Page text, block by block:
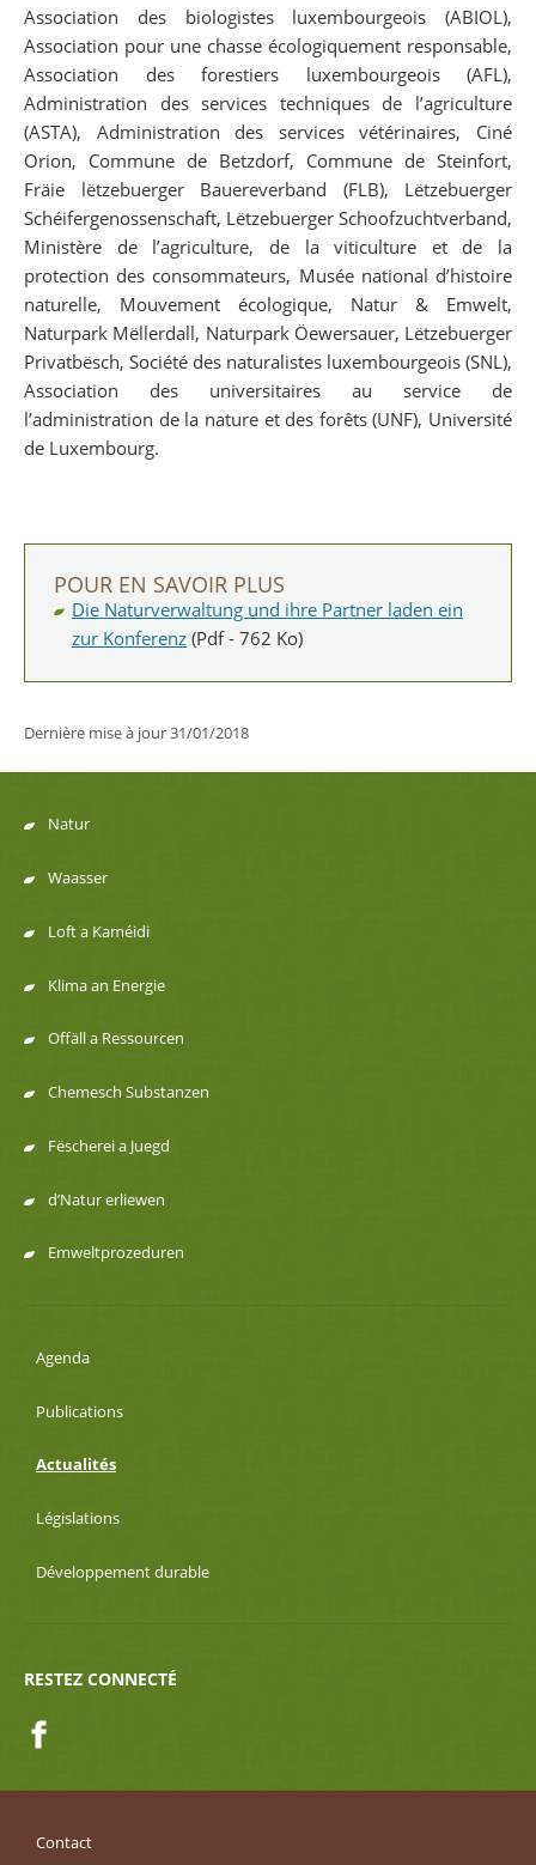
Association des biologistes luxembourgeois (ABIOL),
Association pour une chasse écologiquement responsable,
Association des forestiers luxembourgeois (AFL),
Administration des services techniques de l’agriculture
(ASTA), Administration des services vétérinaires, Ciné
Orion, Commune de Betzdorf, Commune de Steinfort,
Fräie lëtzebuerger Bauereverband (FLB), Lëtzebuerger
Schéifergenossenschaft, Lëtzebuerger Schoofzuchtverband,
Ministère de l’agriculture, de la viticulture et de la
protection des consommateurs, Musée national d’histoire
naturelle, Mouvement écologique, Natur & Emwelt,
Naturpark Mëllerdall, Naturpark Öewersauer, Lëtzebuerger
Privatbësch, Société des naturalistes luxembourgeois (SNL),
Association des universitaires au service de
l’administration de la nature et des forêts (UNF), Université
de Luxembourg.
POUR EN SAVOIR PLUS
Die Naturverwaltung und ihre Partner laden ein
zur Konferenz (Pdf - 762 Ko)
Dernière mise à jour31/01/2018
Menu
de
navigation
Natur
Waasser
Loft a Kaméidi
Klima an Energie
Offäll a Ressourcen
Chemesch Substanzen
Fëscherei a Juegd
d’Natur erliewen
Emweltprozeduren
Agenda
Publications
Actualités
Législations
Développement durable
RESTEZ CONNECTÉ
Contact